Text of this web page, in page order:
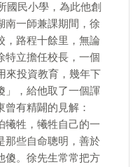
國民小學，為此他創
南一師兼課期間，徐
，路程十餘里，無論
特立擔任校長，一個
來投資教育，幾年下
」，給他取了一個諢
有精闢的見解：
犧牲，犧牲自己的一
那些自命聰明，善於
傻。徐先生常常把方